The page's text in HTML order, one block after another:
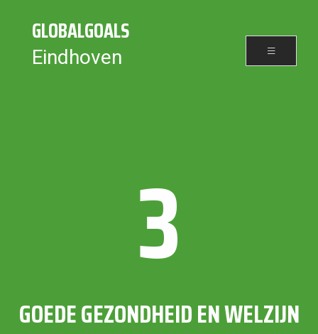
GLOBALGOALS
Eindhoven
3
GOEDE GEZONDHEID EN WELZIJN